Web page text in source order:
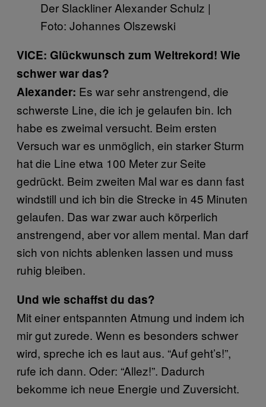
Der Slackliner Alexander Schulz |
Foto: Johannes Olszewski
VICE: Glückwunsch zum Weltrekord! Wie
schwer war das?
Alexander: Es war sehr anstrengend, die
schwerste Line, die ich je gelaufen bin. Ich
habe es zweimal versucht. Beim ersten
Versuch war es unmöglich, ein starker Sturm
hat die Line etwa 100 Meter zur Seite
gedrückt. Beim zweiten Mal war es dann fast
windstill und ich bin die Strecke in 45 Minuten
gelaufen. Das war zwar auch körperlich
anstrengend, aber vor allem mental. Man darf
sich von nichts ablenken lassen und muss
ruhig bleiben.
Und wie schaffst du das?
Mit einer entspannten Atmung und indem ich
mir gut zurede. Wenn es besonders schwer
wird, spreche ich es laut aus. “Auf geht’s!”,
rufe ich dann. Oder: “Allez!”. Dadurch
bekomme ich neue Energie und Zuversicht.